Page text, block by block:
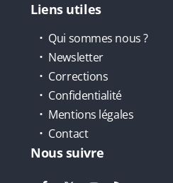
Liens utiles
Qui sommes nous ?
Newsletter
Corrections
Confidentialité
Mentions légales
Contact
Nous suivre